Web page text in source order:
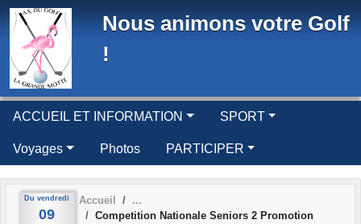
Nous animons votre Golf
!
ACCUEIL ET INFORMATION SPORT
Voyages Photos PARTICIPER
Du vendredi
09
Accueil
Competition Nationale Seniors 2 Promotion
Panneau de gestion des cookies